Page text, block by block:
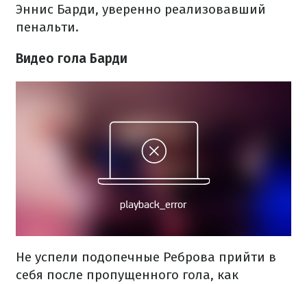
Эннис Барди, уверенно реализовавший
пенальти.
Видео гола Барди
Не успели подопечные Реброва прийти в
себя после пропущенного гола, как